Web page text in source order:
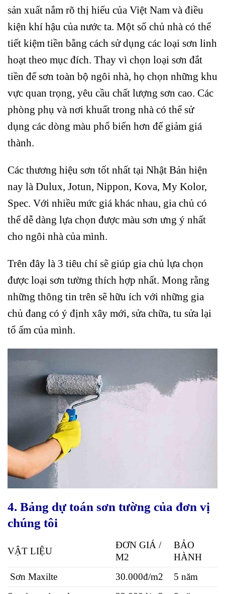
sản xuất nắm rõ thị hiếu của Việt Nam và điều
kiện khí hậu của nước ta. Một số chủ nhà có thể
tiết kiệm tiền bằng cách sử dụng các loại sơn linh
hoạt theo mục đích. Thay vì chọn loại sơn đắt
tiền để sơn toàn bộ ngôi nhà, họ chọn những khu
vực quan trọng, yêu cầu chất lượng sơn cao. Các
phòng phụ và nơi khuất trong nhà có thể sử
dụng các dòng màu phổ biến hơn để giảm giá
thành.
Các thương hiệu sơn tốt nhất tại Nhật Bản hiện
nay là Dulux, Jotun, Nippon, Kova, My Kolor,
Spec. Với nhiều mức giá khác nhau, gia chủ có
thể dễ dàng lựa chọn được màu sơn ưng ý nhất
cho ngôi nhà của mình.
Trên đây là 3 tiêu chí sẽ giúp gia chủ lựa chọn
được loại sơn tường thích hợp nhất. Mong rằng
những thông tin trên sẽ hữu ích với những gia
chủ đang có ý định xây mới, sửa chữa, tu sửa lại
tổ ấm của mình.
4. Bảng dự toán sơn tường của đơn vị
chúng tôi
VẬT LIỆU
ĐƠN GIÁ /
M2
BẢO
HÀNH
Sơn Maxilte
30.000đ/m2
5 năm